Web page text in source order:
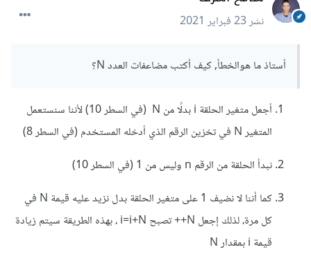
نشر23 فبراير 2021
أستاذ ما هوالخطأ, كيف أكتب مضاعفات العدد N؟
أجعل متغير الحلقة i بدلًا من N (في السطر 10) لأننا سنستعمل
المتغير N في تخزين الرقم الذي أدخله المستخدم (في السطر 8)
نبدأ الحلقة من الرقم n وليس من 1 (في السطر 10)
كما أننا لا نضيف 1 على متغير الحلقة بدل نزيد عليه قيمة N في
كل مرة، لذلك إجعل N++ تصبح i=i+N ، بهذه الطريقة سيتم زيادة
قيمة i بمقدار N